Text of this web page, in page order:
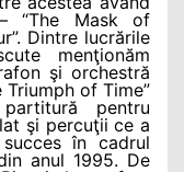
“The Mask of
Dintre lucrările
menţionăm
şi orchestră
Triumph of Time”
pentru
şi percuţii ce a
în cadrul
anul 1995. De